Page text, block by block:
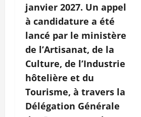
janvier 2027. Un appel
à candidature a été
lancé par le ministère
de l’Artisanat, de la
Culture, de l’Industrie
hôtelière et du
Tourisme, à travers la
Délégation Générale